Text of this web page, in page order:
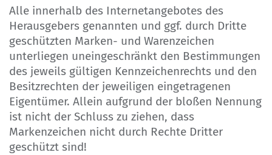
Alle innerhalb des Internetangebotes des
Herausgebers genannten und ggf. durch Dritte
geschützten Marken- und Warenzeichen
unterliegen uneingeschränkt den Bestimmungen
des jeweils gültigen Kennzeichenrechts und den
Besitzrechten der jeweiligen eingetragenen
Eigentümer. Allein aufgrund der bloßen Nennung
ist nicht der Schluss zu ziehen, dass
Markenzeichen nicht durch Rechte Dritter
geschützt sind!